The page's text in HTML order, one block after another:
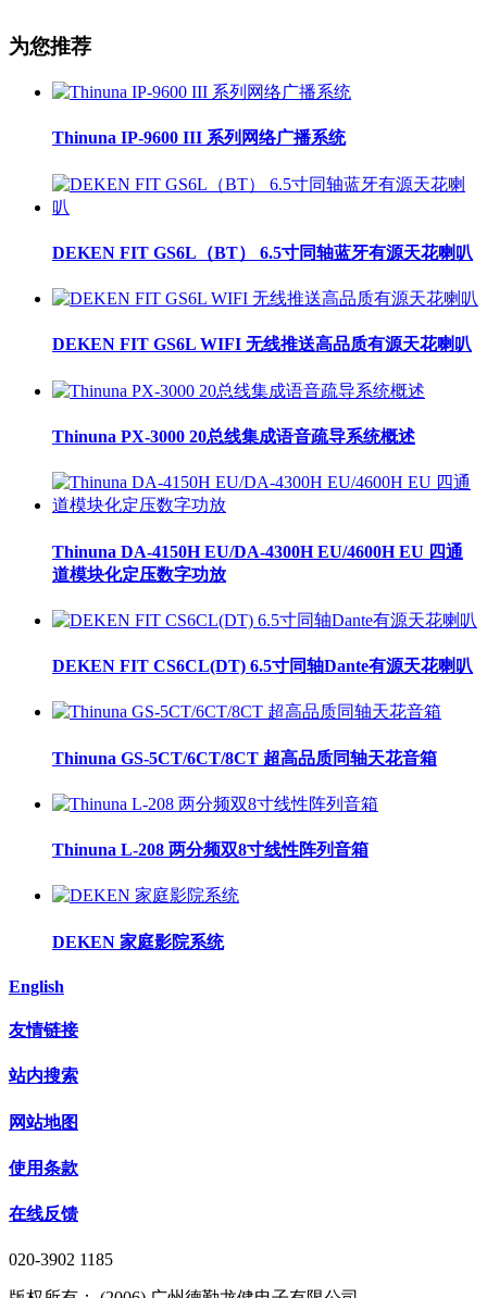
为您推荐
Thinuna IP-9600 III 系列网络广播系统
DEKEN FIT GS6L（BT） 6.5寸同轴蓝牙有源天花喇叭
DEKEN FIT GS6L WIFI 无线推送高品质有源天花喇叭
Thinuna PX-3000 20总线集成语音疏导系统概述
Thinuna DA-4150H EU/DA-4300H EU/4600H EU 四通
道模块化定压数字功放
DEKEN FIT CS6CL(DT) 6.5寸同轴Dante有源天花喇叭
Thinuna GS-5CT/6CT/8CT 超高品质同轴天花音箱
Thinuna L-208 两分频双8寸线性阵列音箱
DEKEN 家庭影院系统
English
友情链接
站内搜索
网站地图
使用条款
在线反馈
020-3902 1185